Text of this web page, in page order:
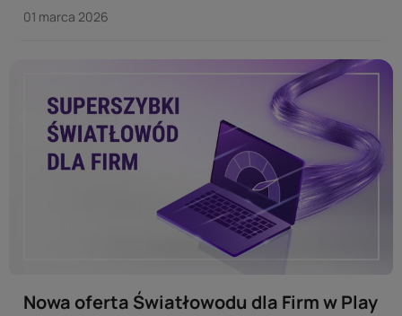
dodatkowych kosztów. ...
01 marca 2026
Nowa oferta Światłowodu dla Firm w Play